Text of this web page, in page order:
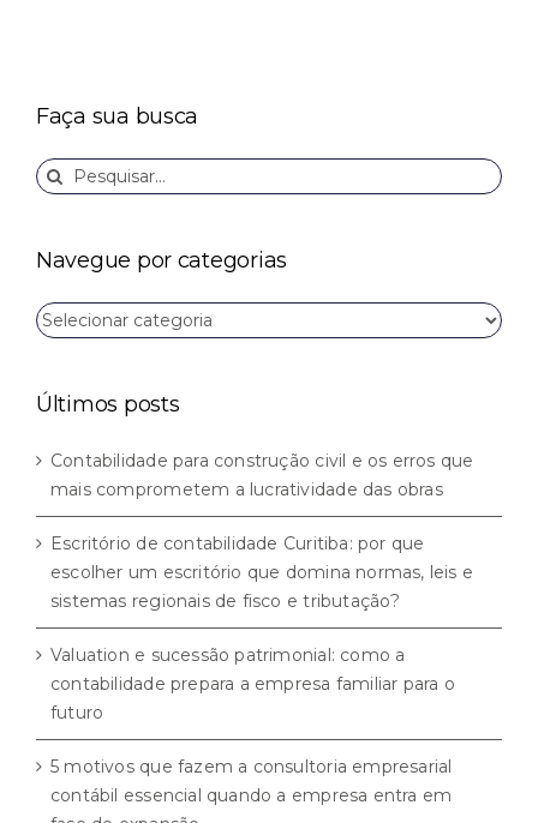
Faça sua busca
Buscar
resultados
Navegue por categorias
Navegue
por
Últimos posts
Contabilidade para construção civil e os erros que
mais comprometem a lucratividade das obras
Escritório de contabilidade Curitiba: por que
escolher um escritório que domina normas, leis e
sistemas regionais de fisco e tributação?
Valuation e sucessão patrimonial: como a
contabilidade prepara a empresa familiar para o
futuro
5 motivos que fazem a consultoria empresarial
contábil essencial quando a empresa entra em